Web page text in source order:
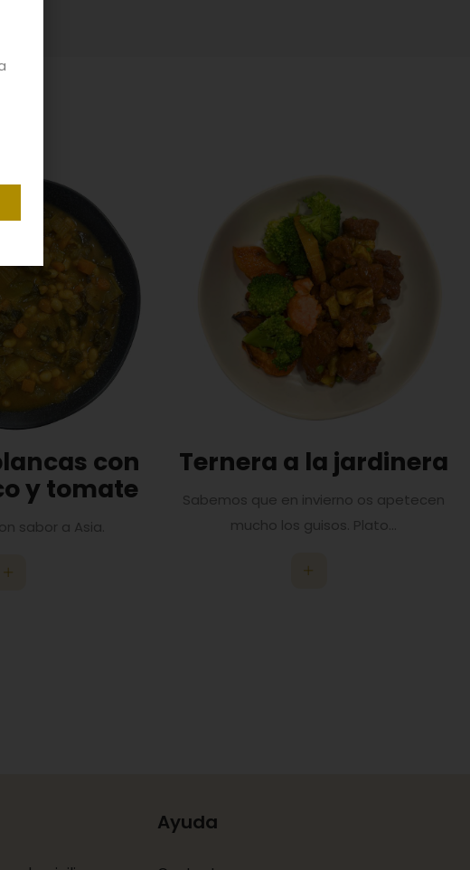
con
y tomate
sabor a Asia.
Ternera a la jardinera
Sabemos que en invierno os apetecen
mucho los guisos. Plato...
Ayuda